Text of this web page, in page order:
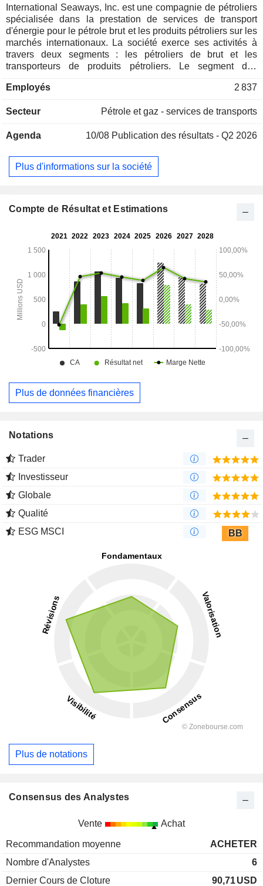
International Seaways, Inc. est une compagnie de pétroliers
spécialisée dans la prestation de services de transport
d'énergie pour le pétrole brut et les produits pétroliers sur les
marchés internationaux. La société exerce ses activités à
travers deux segments : les pétroliers de brut et les
transporteurs de produits pétroliers. Le segment des
Suezmax et d’Aframax assurant le transport mondial de
de transbordement de pétroliers de brut, par le biais de
transbordement de navire à navire (STS) ainsi que des
situés dans les régions du golfe des États-Unis (USG), du
Pacifique américain, de Grand Bahama et du Panama. Le
LR1 et d’un transporteur de produits LR2 affectés au
neufs) et 41 pétroliers MR.
Employés 2 837
Secteur Pétrole et gaz - services de transports
Agenda 10/08 Publication des résultats - Q2 2026
Plus d'informations sur la société
Compte de Résultat et Estimations
Plus de données financières
Notations
Trader
Investisseur
Globale
Qualité
ESG MSCI
BB
Plus de notations
Consensus des Analystes
Vente Achat
Recommandation moyenne
ACHETER
Nombre d'Analystes
6
Dernier Cours de Cloture
90,71USD